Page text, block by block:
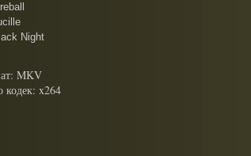
Night
: MKV
кодек: x264